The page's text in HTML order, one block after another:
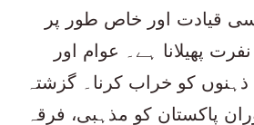
قیادت اور خاص طور پر
پھیلانا ہے۔ عوام اور
کو خراب کرنا۔ گزشتہ
پاکستان کو مذہبی، فرقہ